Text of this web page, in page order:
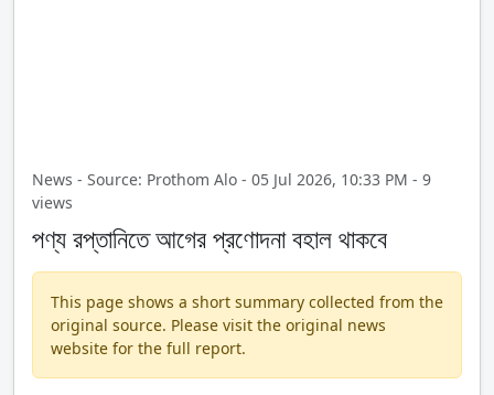
News - Source: Prothom Alo - 05 Jul 2026, 10:33 PM - 9
views
পণ্য রপ্তানিতে আগের প্রণোদনা বহাল থাকবে
This page shows a short summary collected from the
original source. Please visit the original news
website for the full report.